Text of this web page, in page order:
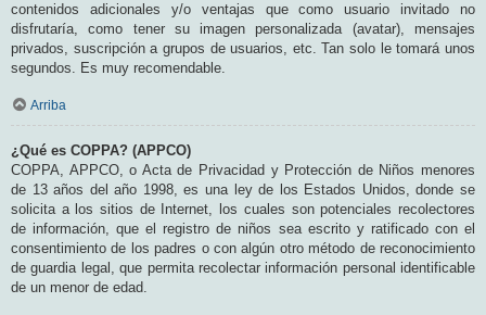
contenidos adicionales y/o ventajas que como usuario invitado no
disfrutaría, como tener su imagen personalizada (avatar), mensajes
privados, suscripción a grupos de usuarios, etc. Tan solo le tomará unos
segundos. Es muy recomendable.
Arriba
¿Qué es COPPA? (APPCO)
COPPA, APPCO, o Acta de Privacidad y Protección de Niños menores
de 13 años del año 1998, es una ley de los Estados Unidos, donde se
solicita a los sitios de Internet, los cuales son potenciales recolectores
de información, que el registro de niños sea escrito y ratificado con el
consentimiento de los padres o con algún otro método de reconocimiento
de guardia legal, que permita recolectar información personal identificable
de un menor de edad.